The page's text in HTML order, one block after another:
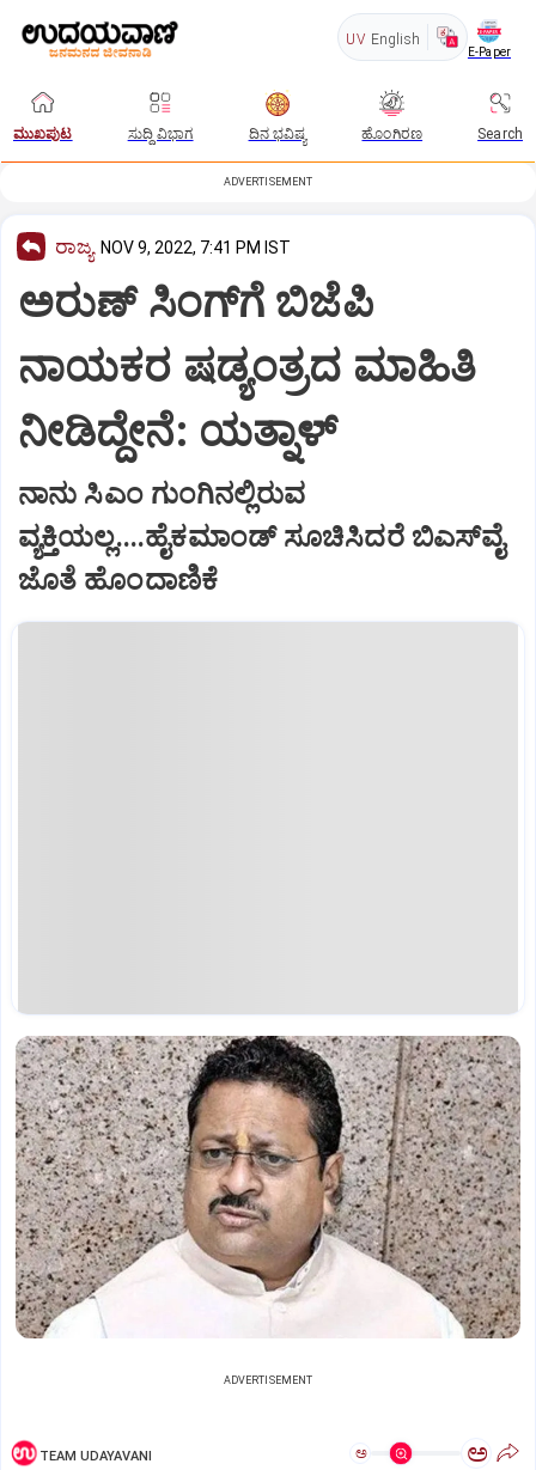
UV English
E-Paper
ಮುಖಪುಟ ಸುದ್ದಿ ವಿಭಾಗ ದಿನ ಭವಿಷ್ಯ ಹೊಂಗಿರಣ Search
ADVERTISEMENT
ರಾಜ್ಯ NOV 9, 2022, 7:41 PM IST
ಅರುಣ್ ಸಿಂಗ್‍ಗೆ ಬಿಜೆಪಿ
ನಾಯಕರ ಷಡ್ಯಂತ್ರದ ಮಾಹಿತಿ
ನೀಡಿದ್ದೇನೆ: ಯತ್ನಾಳ್
ನಾನು ಸಿಎಂ ಗುಂಗಿನಲ್ಲಿರುವ
ವ್ಯಕ್ತಿಯಲ್ಲ....ಹೈಕಮಾಂಡ್ ಸೂಚಿಸಿದರೆ ಬಿಎಸ್‍ವೈ
ಜೊತೆ ಹೊಂದಾಣಿಕೆ
ADVERTISEMENT
TEAM UDAYAVANI ಅ ಅ